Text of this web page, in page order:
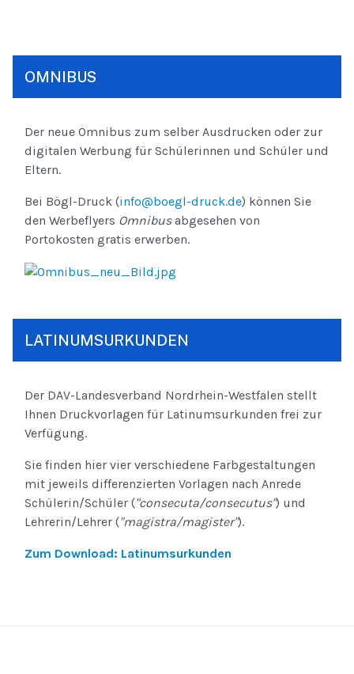
OMNIBUS
Der neue Omnibus zum selber Ausdrucken oder zur
digitalen Werbung für Schülerinnen und Schüler und
Eltern.
Bei Bögl-Druck (info@boegl-druck.de) können Sie
den Werbeflyers Omnibusabgesehen von
Portokosten gratis erwerben.
LATINUMSURKUNDEN
Der DAV-Landesverband Nordrhein-Westfalen stellt
Ihnen Druckvorlagen für Latinumsurkunden frei zur
Verfügung.
Sie finden hier vier verschiedene Farbgestaltungen
mit jeweils differenzierten Vorlagen nach Anrede
Schülerin/Schüler ("consecuta/consecutus") und
Lehrerin/Lehrer ("magistra/magister").
Zum Download: Latinumsurkunden